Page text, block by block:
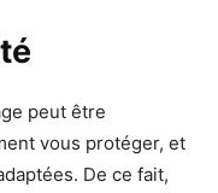
peut être
vous protéger, et
De ce fait,